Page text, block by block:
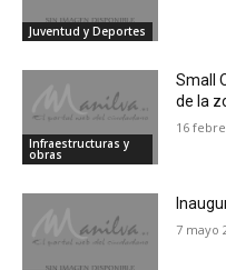
Juventud y Deportes
Infraestructuras y
obras
Small
de la
16
7 mayo